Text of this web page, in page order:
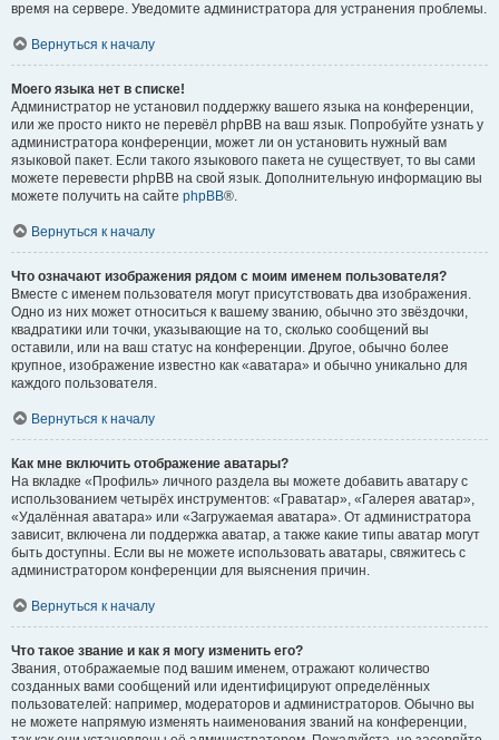
время на сервере. Уведомите администратора для устранения проблемы.
Вернуться к началу
Моего языка нет в списке!
Администратор не установил поддержку вашего языка на конференции,
или же просто никто не перевёл phpBB на ваш язык. Попробуйте узнать у
администратора конференции, может ли он установить нужный вам
языковой пакет. Если такого языкового пакета не существует, то вы сами
можете перевести phpBB на свой язык. Дополнительную информацию вы
можете получить на сайте phpBB®.
Вернуться к началу
Что означают изображения рядом с моим именем пользователя?
Вместе с именем пользователя могут присутствовать два изображения.
Одно из них может относиться к вашему званию, обычно это звёздочки,
квадратики или точки, указывающие на то, сколько сообщений вы
оставили, или на ваш статус на конференции. Другое, обычно более
крупное, изображение известно как «аватара» и обычно уникально для
каждого пользователя.
Вернуться к началу
Как мне включить отображение аватары?
На вкладке «Профиль» личного раздела вы можете добавить аватару с
использованием четырёх инструментов: «Граватар», «Галерея аватар»,
«Удалённая аватара» или «Загружаемая аватара». От администратора
зависит, включена ли поддержка аватар, а также какие типы аватар могут
быть доступны. Если вы не можете использовать аватары, свяжитесь с
администратором конференции для выяснения причин.
Вернуться к началу
Что такое звание и как я могу изменить его?
Звания, отображаемые под вашим именем, отражают количество
созданных вами сообщений или идентифицируют определённых
пользователей: например, модераторов и администраторов. Обычно вы
не можете напрямую изменять наименования званий на конференции,